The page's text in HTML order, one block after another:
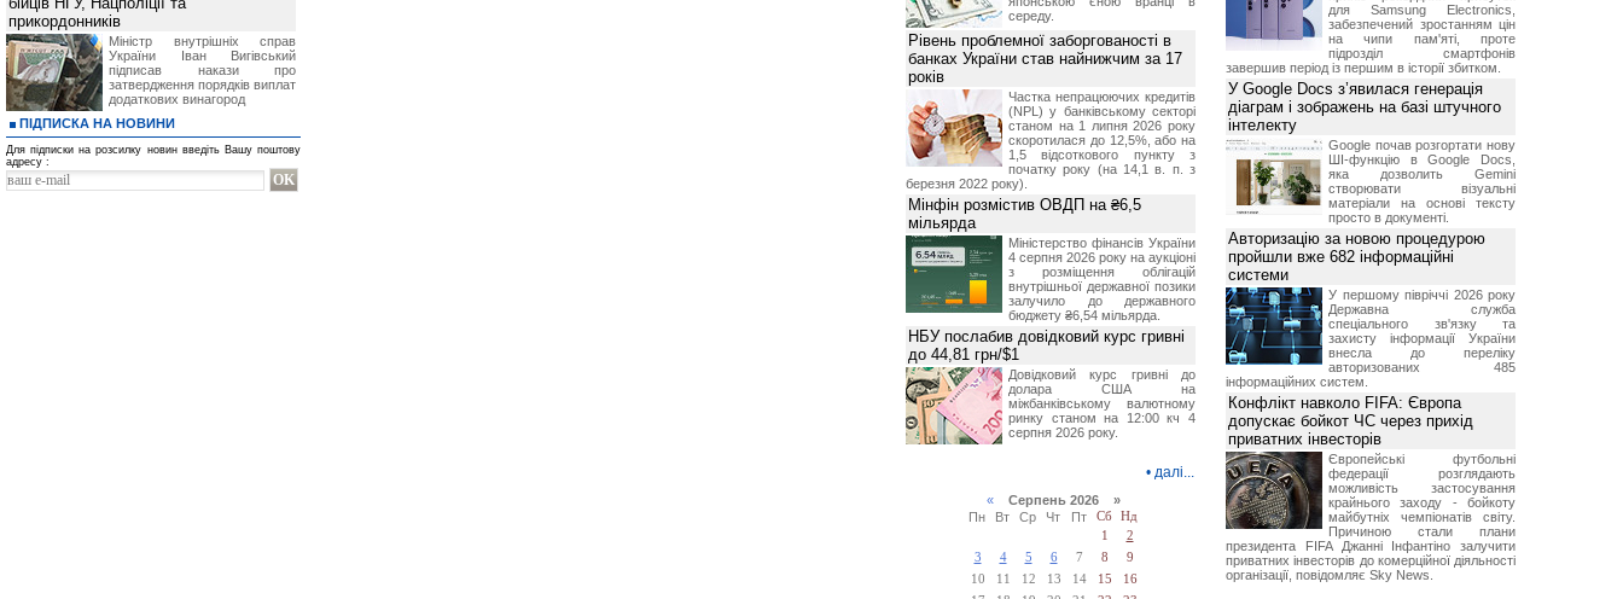
прикордонників
Міністр внутрішніх справ
України Іван Вигівський
підписав накази про
затвердження порядків виплат
додаткових винагород
ПІДПИСКА НА НОВИНИ
Для підписки на розсилку новин введіть Вашу поштову
адресу :
середу.
Рівень проблемної заборгованості в
банках України став найнижчим за 17
років
Частка непрацюючих кредитів
(NPL) у банківському секторі
станом на 1 липня 2026 року
скоротилася до 12,5%, або на
1,5 відсоткового пункту з
початку року (на 14,1 в. п. з
березня 2022 року).
Мінфін розмістив ОВДП на ₴6,5
мільярда
Міністерство фінансів України
4 серпня 2026 року на аукціоні
з розміщення облігацій
внутрішньої державної позики
залучило до державного
бюджету ₴6,54 мільярда.
НБУ послабив довідковий курс гривні
до 44,81 грн/$1
Довідковий курс гривні до
долара США на
міжбанківському валютному
ринку станом на 12:00 кч 4
серпня 2026 року.
• далі...
«Серпень 2026 »
Пн
Вт Ср Чт Пт Сб
Нд
1
2
3
4 5 6 7 8
9
10
11 12 13 14 15
16
для Samsung Electronics,
забезпечений зростанням цін
на чипи пам'яті, проте
підрозділ смартфонів
завершив період із першим в історії збитком.
У Google Docs з’явилася генерація
діаграм і зображень на базі штучного
інтелекту
Google почав розгортати нову
ШІ-функцію в Google Docs,
яка дозволить Gemini
створювати візуальні
матеріали на основі тексту
просто в документі.
Авторизацію за новою процедурою
пройшли вже 682 інформаційні
системи
У першому півріччі 2026 року
Державна служба
спеціального зв'язку та
захисту інформації України
внесла до переліку
авторизованих 485
інформаційних систем.
Конфлікт навколо FIFA: Європа
допускає бойкот ЧС через прихід
приватних інвесторів
Європейські футбольні
федерації розглядають
можливість застосування
крайнього заходу - бойкоту
майбутніх чемпіонатів світу.
Причиною стали плани
президента FIFA Джанні Інфантіно залучити
приватних інвесторів до комерційної діяльності
організації, повідомляє Sky News.